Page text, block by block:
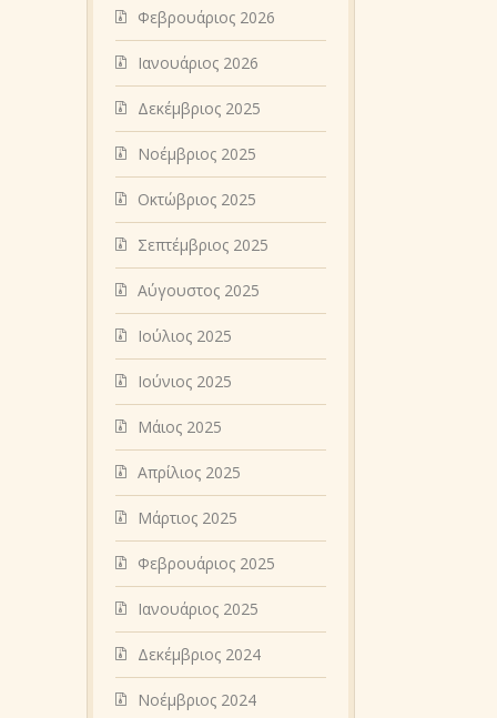
Φεβρουάριος 2026
Ιανουάριος 2026
Δεκέμβριος 2025
Νοέμβριος 2025
Οκτώβριος 2025
Σεπτέμβριος 2025
Αύγουστος 2025
Ιούλιος 2025
Ιούνιος 2025
Μάιος 2025
Απρίλιος 2025
Μάρτιος 2025
Φεβρουάριος 2025
Ιανουάριος 2025
Δεκέμβριος 2024
Νοέμβριος 2024